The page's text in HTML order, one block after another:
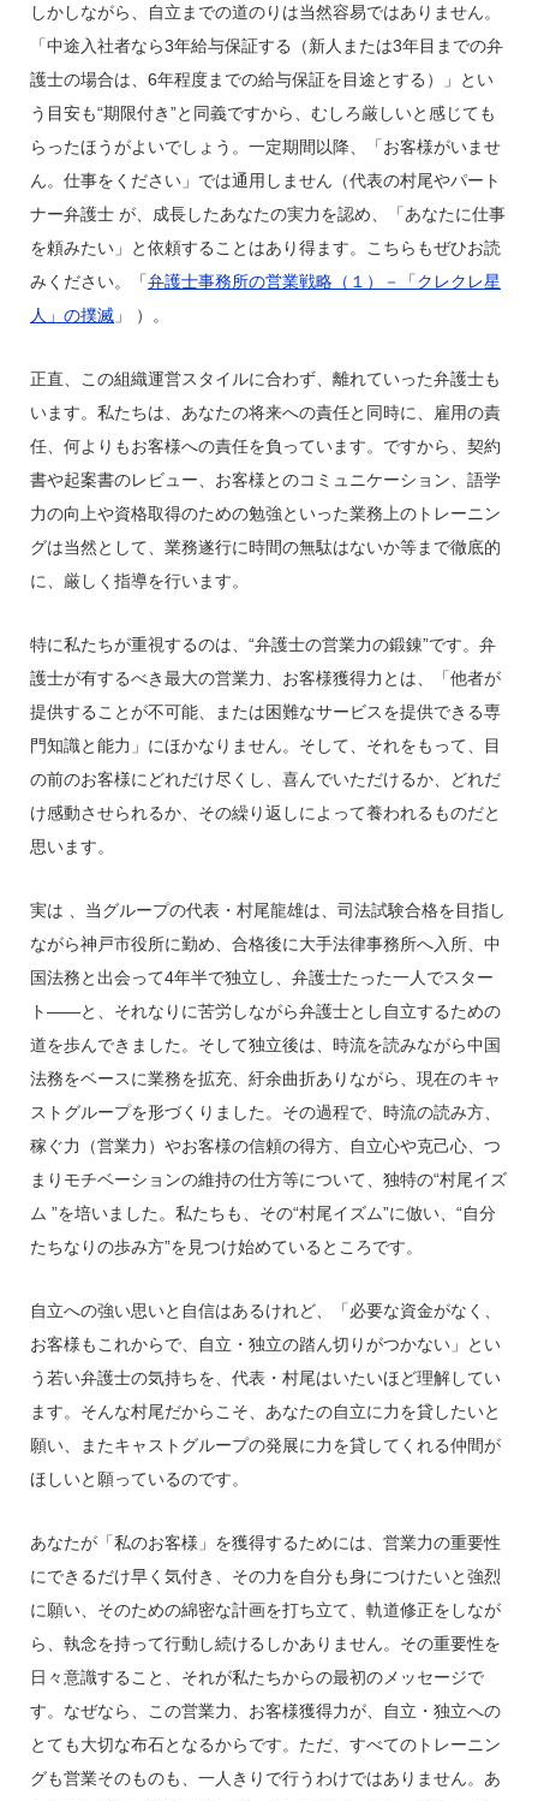
しかしながら、自立までの道のりは当然容易ではありません。
「中途入社者なら3年給与保証する（新人または3年目までの弁
護士の場合は、6年程度までの給与保証を目途とする）」とい
う目安も“期限付き”と同義ですから、むしろ厳しいと感じても
らったほうがよいでしょう。一定期間以降、「お客様がいませ
ん。仕事をください」では通用しません（代表の村尾やパート
ナー弁護士 が、成長したあなたの実力を認め、「あなたに仕事
を頼みたい」と依頼することはあり得ます。こちらもぜひお読
みください。「弁護士事務所の営業戦略（１）－「クレクレ星
人」の撲滅 」 ）。
正直、この組織運営スタイルに合わず、離れていった弁護士も
います。私たちは、あなたの将来への責任と同時に、雇用の責
任、何よりもお客様への責任を負っています。ですから、契約
書や起案書のレビュー、お客様とのコミュニケーション、語学
力の向上や資格取得のための勉強といった業務上のトレーニン
グは当然として、業務遂行に時間の無駄はないか等まで徹底的
に、厳しく指導を行います。
特に私たちが重視するのは、“弁護士の営業力の鍛錬”です。弁
護士が有するべき最大の営業力、お客様獲得力とは、「他者が
提供することが不可能、または困難なサービスを提供できる専
門知識と能力」にほかなりません。そして、それをもって、目
の前のお客様にどれだけ尽くし、喜んでいただけるか、どれだ
け感動させられるか、その繰り返しによって養われるものだと
思います。
実は 、当グループの代表・村尾龍雄は、司法試験合格を目指し
ながら神戸市役所に勤め、合格後に大手法律事務所へ入所、中
国法務と出会って4年半で独立し、弁護士たった一人でスター
ト――と、それなりに苦労しながら弁護士とし自立するための
道を歩んできました。そして独立後は、時流を読みながら中国
法務をベースに業務を拡充、紆余曲折ありながら、現在のキャ
ストグループを形づくりました。その過程で、時流の読み方、
稼ぐ力（営業力）やお客様の信頼の得方、自立心や克己心、つ
まりモチベーションの維持の仕方等について、独特の“村尾イズ
ム ”を培いました。私たちも、その“村尾イズム”に倣い、“自分
たちなりの歩み方”を見つけ始めているところです。
自立への強い思いと自信はあるけれど、「必要な資金がなく、
お客様もこれからで、自立・独立の踏ん切りがつかない」とい
う若い弁護士の気持ちを、代表・村尾はいたいほど理解してい
ます。そんな村尾だからこそ、あなたの自立に力を貸したいと
願い、またキャストグループの発展に力を貸してくれる仲間が
ほしいと願っているのです。
あなたが「私のお客様」を獲得するためには、営業力の重要性
にできるだけ早く気付き、その力を自分も身につけたいと強烈
に願い、そのための綿密な計画を打ち立て、軌道修正をしなが
ら、執念を持って行動し続けるしかありません。その重要性を
日々意識すること、それが私たちからの最初のメッセージで
す。なぜなら、この営業力、お客様獲得力が、自立・独立への
とても大切な布石となるからです。ただ、すべてのトレーニン
グも営業そのものも、一人きりで行うわけではありません。あ